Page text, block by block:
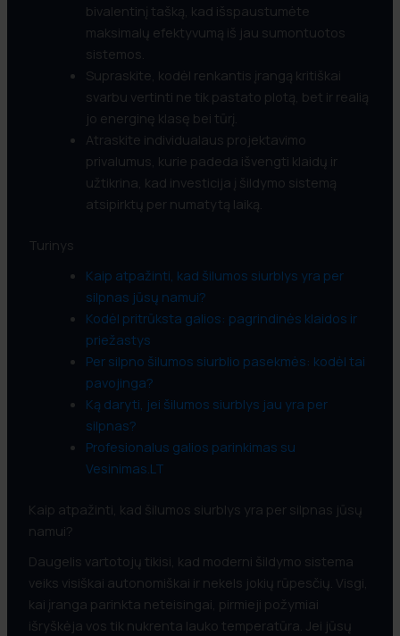
bivalentinį tašką, kad išspaustumėte
maksimalų efektyvumą iš jau sumontuotos
sistemos.
Supraskite, kodėl renkantis įrangą kritiškai
svarbu vertinti ne tik pastato plotą, bet ir realią
jo energinę klasę bei tūrį.
Atraskite individualaus projektavimo
privalumus, kurie padeda išvengti klaidų ir
užtikrina, kad investicija į šildymo sistemą
atsipirktų per numatytą laiką.
Turinys
Kaip atpažinti, kad šilumos siurblys yra per
silpnas jūsų namui?
Kodėl pritrūksta galios: pagrindinės klaidos ir
priežastys
Per silpno šilumos siurblio pasekmės: kodėl tai
pavojinga?
Ką daryti, jei šilumos siurblys jau yra per
silpnas?
Profesionalus galios parinkimas su
Vesinimas.LT
Kaip atpažinti, kad šilumos siurblys yra per silpnas jūsų
namui?
Daugelis vartotojų tikisi, kad moderni šildymo sistema
veiks visiškai autonomiškai ir nekels jokių rūpesčių. Visgi,
kai įranga parinkta neteisingai, pirmieji požymiai
išryškėja vos tik nukrenta lauko temperatūra. Jei jūsų